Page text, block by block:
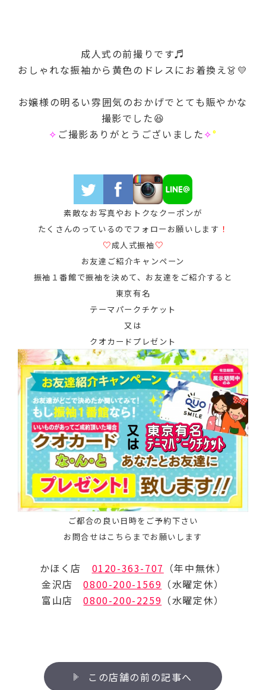
成人式の前撮りです♬
おしゃれな振袖から黄色のドレスにお着換え👗💛
お嬢様の明るい雰囲気のおかげでとても賑やかな
撮影でした😆
✧ ご撮影ありがとうございました✧°
素敵なお写真やおトクなクーポンが
たくさんのっているのでフォローお願いします ！
♡成人式振袖 ♡
お友達ご紹介キャンペーン
振袖１番館で振袖を決めて、お友達をご紹介すると
東京有名
テーマパークチケット
又は
クオカードプレゼント
ご都合の良い日時をご予約下さい
お問合せはこちらまでお願いします
かほく店 0120-363-707 （年中無休）
金沢店0800-200-1569 （水曜定休）
富山店0800-200-2259 （水曜定休）
この店舗の前の記事へ